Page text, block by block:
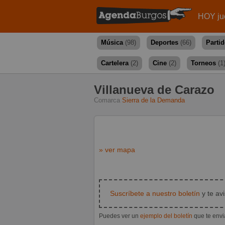
HOY
Música (98) Deportes (66)
Cartelera (2) Cine (2) Torneos (1)
Villanueva de Carazo
Comarca Sierra de la Demanda
» ver mapa
Suscríbete a nuestro boletín y te
Puedes ver un ejemplo del boletín que te